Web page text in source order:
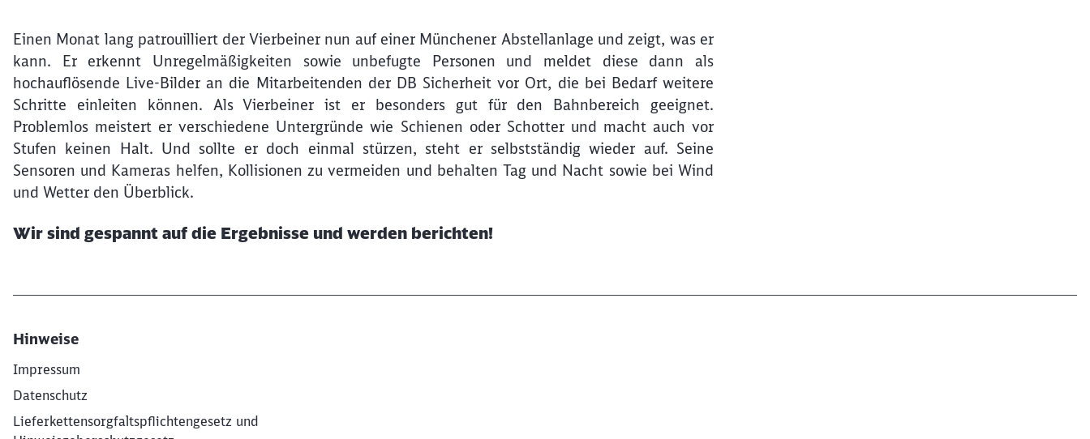
Einen Monat lang patrouilliert der Vierbeiner nun auf einer Münchener Abstellanlage und zeigt, was er
kann. Er erkennt Unregelmäßigkeiten sowie unbefugte Personen und meldet diese dann als
hochauflösende Live-Bilder an die Mitarbeitenden der DB Sicherheit vor Ort, die bei Bedarf weitere
Schritte einleiten können. Als Vierbeiner ist er besonders gut für den Bahnbereich geeignet.
Problemlos meistert er verschiedene Untergründe wie Schienen oder Schotter und macht auch vor
Stufen keinen Halt. Und sollte er doch einmal stürzen, steht er selbstständig wieder auf. Seine
Sensoren und Kameras helfen, Kollisionen zu vermeiden und behalten Tag und Nacht sowie bei Wind
und Wetter den Überblick.
Wir sind gespannt auf die Ergebnisse und werden berichten!
Hinweise
Impressum
Datenschutz
Lieferkettensorgfaltspflichtengesetz und